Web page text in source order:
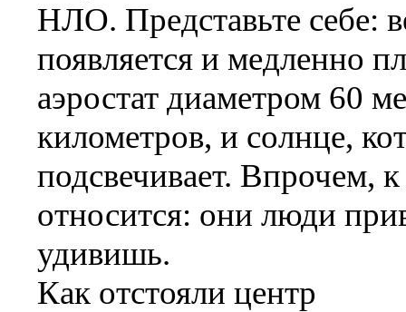
НЛО. Представьте себе:
появляется и медленно
аэростат диаметром 60
километров, и солнце,
подсвечивает. Впрочем,
относится: они люди
удивишь.
Как отстояли центр